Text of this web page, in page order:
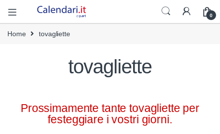
0
Home tovagliette
tovagliette
Prossimamente tante tovagliette per
festeggiare i vostri giorni.